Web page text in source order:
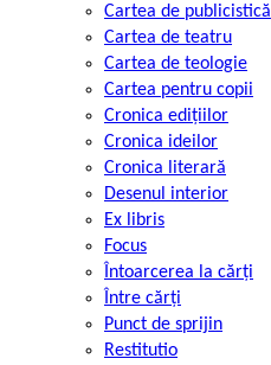
Cartea de publicistică
Cartea de teatru
Cartea de teologie
Cartea pentru copii
Cronica edițiilor
Cronica ideilor
Cronica literară
Desenul interior
Ex libris
Focus
Întoarcerea la cărți
Între cărți
Punct de sprijin
Restitutio